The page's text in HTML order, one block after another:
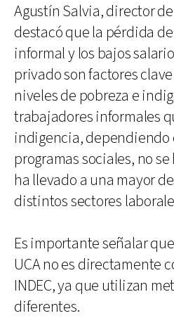
Agustín Salvia, director
destacó que la pérdida
informal y los bajos
privado son factores
niveles de pobreza e
trabajadores informales
indigencia, dependiendo
programas sociales, no
ha llevado a una mayor
distintos sectores
Es importante señalar
UCA no es directamente
INDEC, ya que utilizan
diferentes.